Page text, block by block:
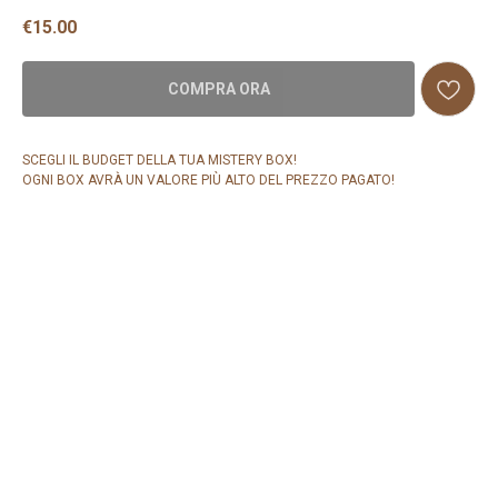
€15.00
COMPRA ORA
SCEGLI IL BUDGET DELLA TUA MISTERY BOX!
OGNI BOX AVRÀ UN VALORE PIÙ ALTO DEL PREZZO PAGATO!